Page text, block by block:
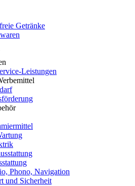
Getränke
Leistungen
Phono, Navigation
und Sicherheit